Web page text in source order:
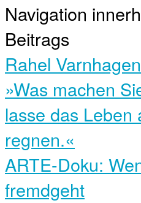
Navigation
Beitrags
Rahel
»Was machen
lasse das Leben
regnen.«
ARTE-Doku:
fremdgeht